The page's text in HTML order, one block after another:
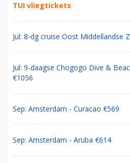
TUI vliegtickets
Jul: 8-dg cruise Oost Middellandse
Jul: 9-daagse Chogogo Dive &
€1056
Sep: Amsterdam - Curacao €569
Sep: Amsterdam - Aruba €614